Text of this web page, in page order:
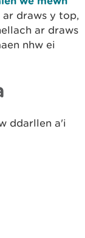
ar draws y top,
ar draws
nhw ei
ddarllen a'i